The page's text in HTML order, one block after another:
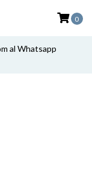
al Whatsapp
0